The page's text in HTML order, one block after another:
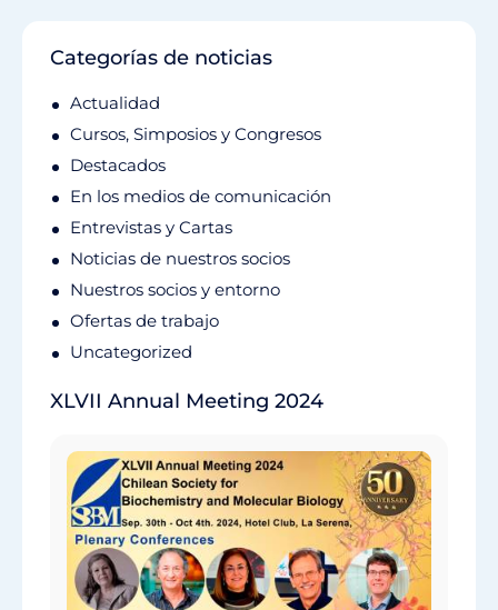
Categorías de noticias
Actualidad
Cursos, Simposios y Congresos
Destacados
En los medios de comunicación
Entrevistas y Cartas
Noticias de nuestros socios
Nuestros socios y entorno
Ofertas de trabajo
Uncategorized
XLVII Annual Meeting 2024